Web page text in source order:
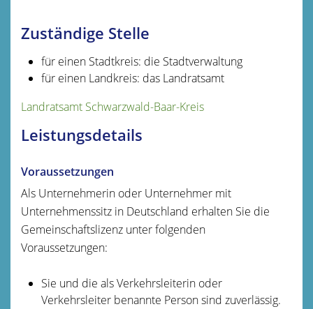
Zuständige Stelle
für einen Stadtkreis: die Stadtverwaltung
für einen Landkreis: das Landratsamt
Landratsamt Schwarzwald-Baar-Kreis
Leistungsdetails
Voraussetzungen
Als Unternehmerin oder Unternehmer mit
Unternehmenssitz in Deutschland erhalten Sie die
Gemeinschaftslizenz unter folgenden
Voraussetzungen:
Sie und die als Verkehrsleiterin oder
Verkehrsleiter benannte Person sind zuverlässig.